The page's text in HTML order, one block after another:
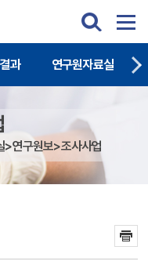
과 연구원자료실
>연구원보>조사사업